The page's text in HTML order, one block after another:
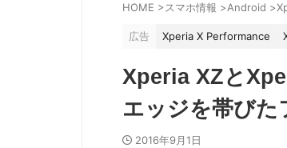
HOME >スマホ情報 >Android >
広告 Xperia X Performance
Xperia XZと
エッジを帯びた
2016年9月1日